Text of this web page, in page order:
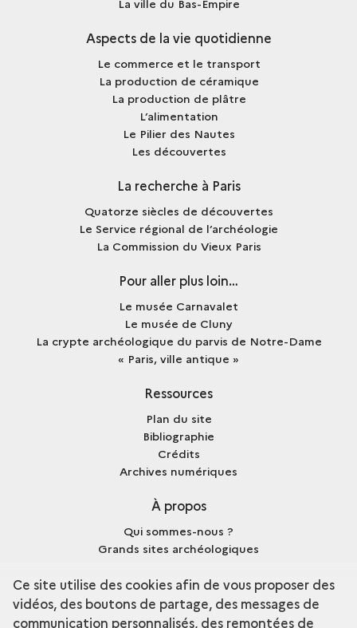
La ville du Bas-Empire
Aspects de la vie quotidienne
Le commerce et le transport
La production de céramique
La production de plâtre
L’alimentation
Le Pilier des Nautes
Les découvertes
La recherche à Paris
Quatorze siècles de découvertes
Le Service régional de l’archéologie
La Commission du Vieux Paris
Pour aller plus loin…
Le musée Carnavalet
Le musée de Cluny
La crypte archéologique du parvis de Notre-Dame
« Paris, ville antique »
Ressources
Plan du site
Bibliographie
Crédits
Archives numériques
À propos
Qui sommes-nous ?
Grands sites archéologiques
Ce site utilise des cookies afin de vous proposer des
vidéos, des boutons de partage, des messages de
communication personnalisés, des remontées de